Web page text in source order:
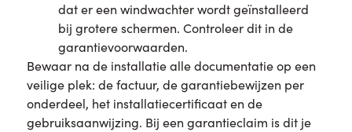
dat er een windwachter wordt geïnstalleerd
bij grotere schermen. Controleer dit in de
garantievoorwaarden.
Bewaar na de installatie alle documentatie op een
veilige plek: de factuur, de garantiebewijzen per
onderdeel, het installatiecertificaat en de
gebruiksaanwijzing. Bij een garantieclaim is dit je